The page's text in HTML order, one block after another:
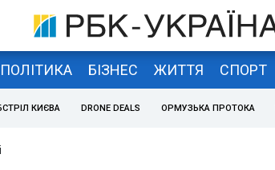
ПОЛІТИКА БІЗНЕС ЖИТТЯ СПОРТ
КИЄВА DRONE DEALS ОРМУЗЬКА ПРОТОКА